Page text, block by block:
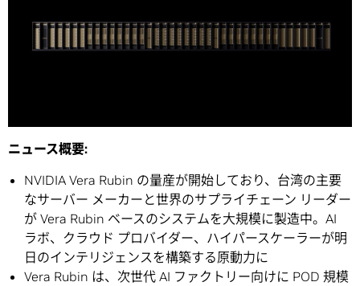
ニュース概要:
NVIDIA Vera Rubin の量産が開始しており、台湾の主要
なサーバー メーカーと世界のサプライチェーン リーダー
が Vera Rubin ベースのシステムを大規模に製造中。AI
ラボ、クラウド プロバイダー、ハイパースケーラーが明
日のインテリジェンスを構築する原動力に
Vera Rubin は、次世代 AI ファクトリー向けに POD 規模